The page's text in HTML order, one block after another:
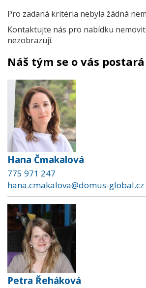
Pro zadaná kritéria nebyla žádná
Kontaktujte nás pro nabídku
nezobrazují.
Náš tým se o vás postará
Hana Čmakalová
775 971 247
hana.cmakalova@domus-global.cz
Petra Řeháková